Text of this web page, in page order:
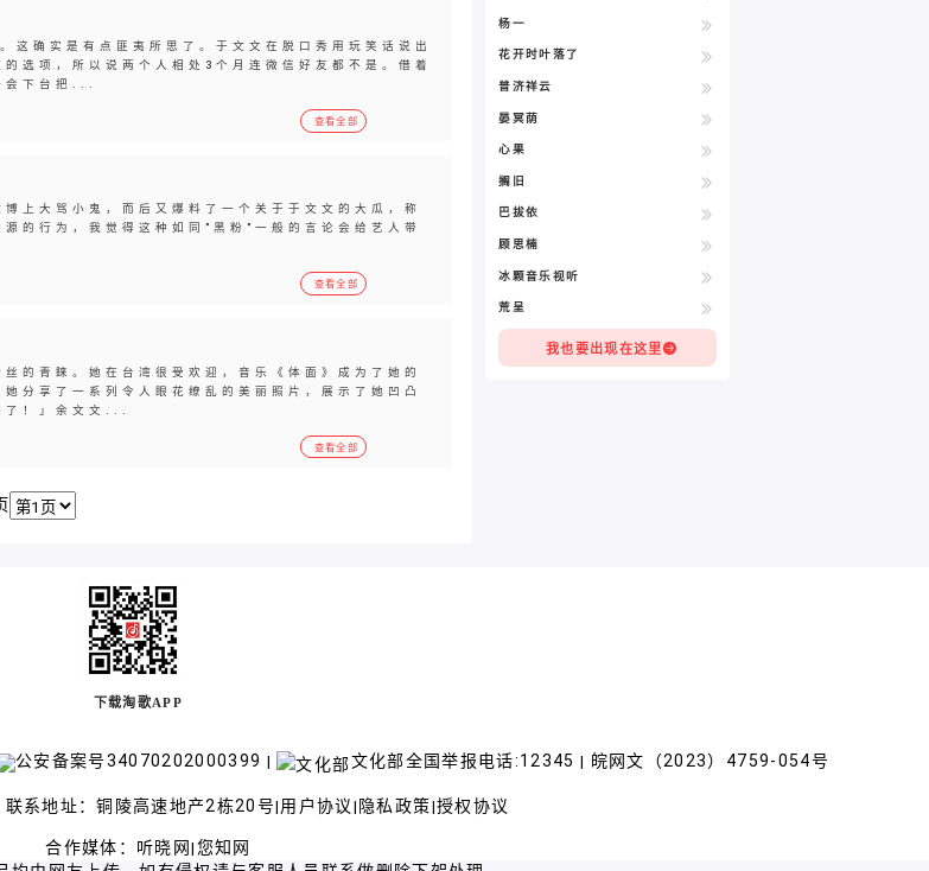
这确实是有点匪夷所思了。于文文在脱口秀用玩笑话说出
选项，所以说两个人相处3个月连微信好友都不是。借着
会下台把...
查看全部
上大骂小鬼，而后又爆料了一个关于于文文的大瓜，称
的行为，我觉得这种如同"黑粉"一般的言论会给艺人带
查看全部
的青睐。她在台湾很受欢迎，音乐《体面》成为了她的
分享了一系列令人眼花缭乱的美丽照片，展示了她凹凸
了！」余文文...
查看全部
杨一
花开时叶落了
普济祥云
晏冥荫
心果
搁旧
巴拔依
顾思楠
冰颗音乐视听
荒呈
我也要出现在这里
下载淘歌APP
公安备案号34070202000399 | 文化部全国举报电话:12345 | 皖网文（2023）4759-054号
系地址：铜陵高速地产2栋20号| 用户协议 | 隐私政策|授权协议
合作媒体： 听晓网| 您知网